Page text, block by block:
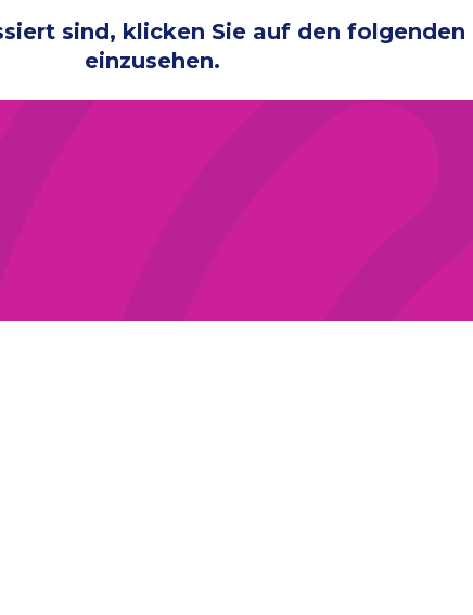
sind, klicken Sie auf den
einzusehen.